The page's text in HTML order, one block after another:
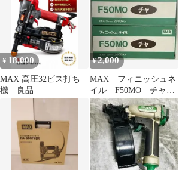
¥ 18,000
MAX 高圧32ビス打ち
機 良品
¥2,000
MAX フィニッシュネ
イル F50MO チャ
茶 2000本☓2個